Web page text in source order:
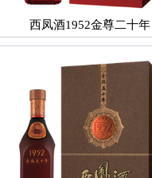
西凤酒1952金尊二十年